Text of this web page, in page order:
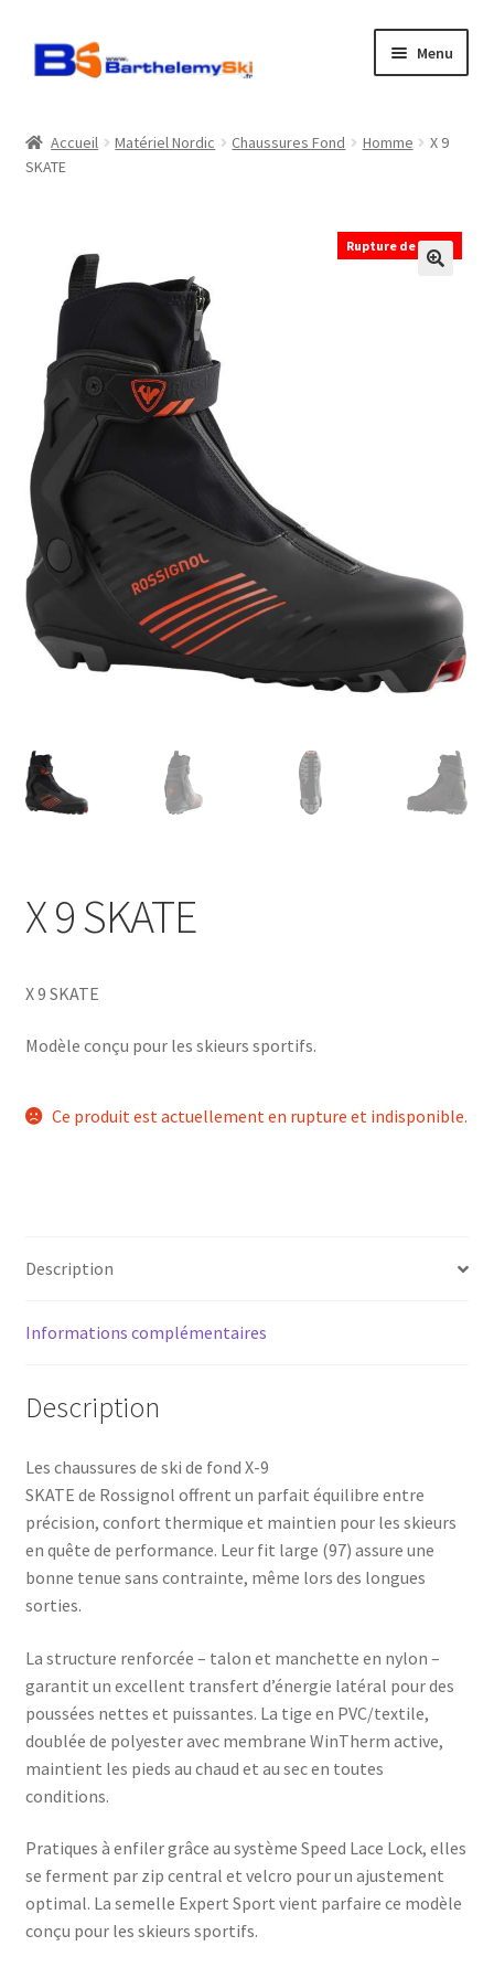
Aller
Aller
Menu
Atelier
Horaires
Contact
Accueil Matériel Nordic Chaussures Fond Homme
X 9
SKATE
X 9 SKATE
Rupture de stock
X 9 SKATE
Modèle conçu pour les skieurs sportifs.
Ce produit est actuellement en rupture et indisponible.
Description
Informations complémentaires
Description
Les chaussures de ski de fond X-9
SKATE de Rossignol offrent un parfait équilibre entre
précision, confort thermique et maintien pour les skieurs
en quête de performance. Leur fit large (97) assure une
bonne tenue sans contrainte, même lors des longues
sorties.
La structure renforcée – talon et manchette en nylon –
garantit un excellent transfert d’énergie latéral pour des
poussées nettes et puissantes. La tige en PVC/textile,
doublée de polyester avec membrane WinTherm active,
maintient les pieds au chaud et au sec en toutes
conditions.
Pratiques à enfiler grâce au système Speed Lace Lock, elles
se ferment par zip central et velcro pour un ajustement
optimal. La semelle Expert Sport vient parfaire ce modèle
conçu pour les skieurs sportifs.